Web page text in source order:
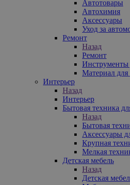
Автотовары
Автохимия
Аксессуары
Уход за
Ремонт
Назад
Ремонт
Инструменты
Материал для
Интерьер
Назад
Интерьер
Бытовая техника
Назад
Бытовая
Аксессуары
Крупная
Мелкая
Детская мебель
Назад
Детская